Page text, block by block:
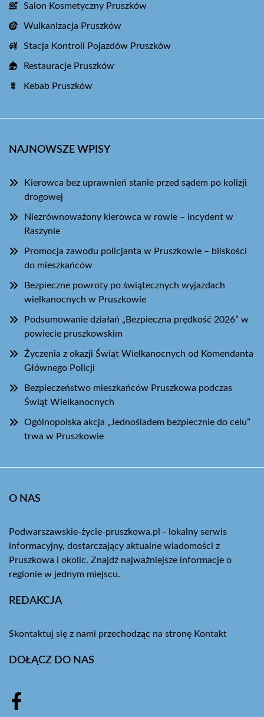
Salon Kosmetyczny Pruszków
Wulkanizacja Pruszków
Stacja Kontroli Pojazdów Pruszków
Restauracje Pruszków
Kebab Pruszków
NAJNOWSZE WPISY
Kierowca bez uprawnień stanie przed sądem po kolizji
drogowej
Niezrównoważony kierowca w rowie – incydent w
Raszynie
Promocja zawodu policjanta w Pruszkowie – bliskości
do mieszkańców
Bezpieczne powroty po świątecznych wyjazdach
wielkanocnych w Pruszkowie
Podsumowanie działań „Bezpieczna prędkość 2026” w
powiecie pruszkowskim
Życzenia z okazji Świąt Wielkanocnych od Komendanta
Głównego Policji
Bezpieczeństwo mieszkańców Pruszkowa podczas
Świąt Wielkanocnych
Ogólnopolska akcja „Jednośladem bezpiecznie do celu”
trwa w Pruszkowie
O NAS
Podwarszawskie-życie-pruszkowa.pl - lokalny serwis
informacyjny, dostarczający aktualne wiadomości z
Pruszkowa i okolic. Znajdź najważniejsze informacje o
regionie w jednym miejscu.
REDAKCJA
Skontaktuj się z nami przechodząc na stronę Kontakt
DOŁĄCZ DO NAS